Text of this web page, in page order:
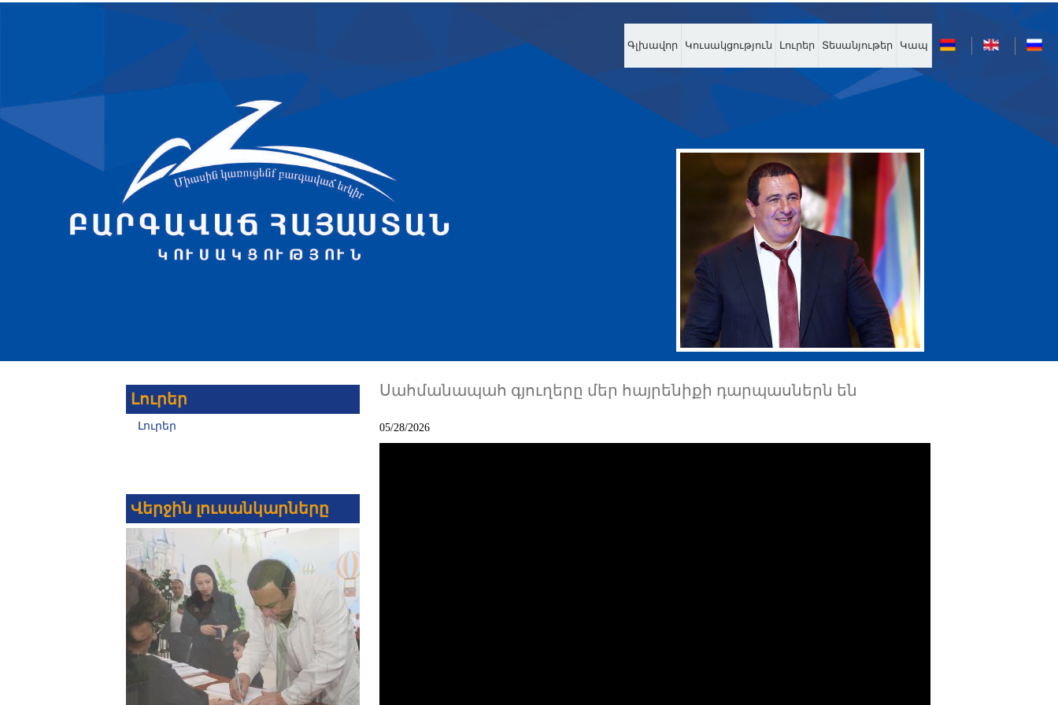
Գլխավոր Կուսակցություն Լուրեր Տեսանյութեր Կապ
Սահմանապահ գյուղերը մեր հայրենիքի դարպասներն են
05/28/2026
Լուրեր
Լուրեր
Վերջին լուսանկարները